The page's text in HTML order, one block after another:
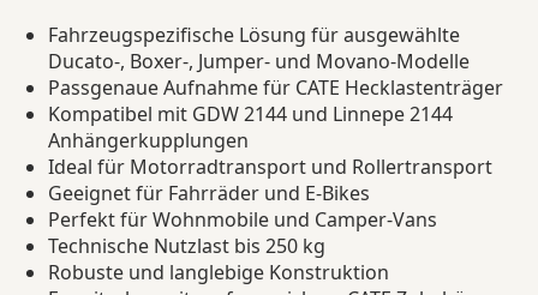
Fahrzeugspezifische Lösung für ausgewählte
Ducato-, Boxer-, Jumper- und Movano-Modelle
Passgenaue Aufnahme für CATE Hecklastenträger
Kompatibel mit GDW 2144 und Linnepe 2144
Anhängerkupplungen
Ideal für Motorradtransport und Rollertransport
Geeignet für Fahrräder und E-Bikes
Perfekt für Wohnmobile und Camper-Vans
Technische Nutzlast bis 250 kg
Robuste und langlebige Konstruktion